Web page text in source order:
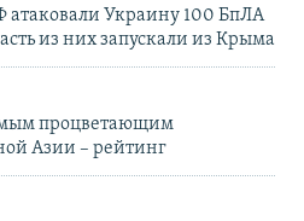
атаковали Украину 100 БпЛА
из них запускали из Крыма
процветающим
Азии – рейтинг